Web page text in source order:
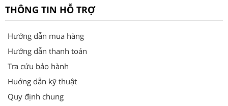
THÔNG TIN HỖ TRỢ
Hướng dẫn mua hàng
Hướng dẫn thanh toán
Tra cứu bảo hành
Huớng dẫn kỹ thuật
Quy định chung